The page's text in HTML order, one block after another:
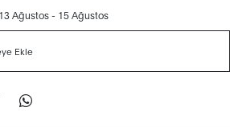
13 Ağustos - 15 Ağustos
Ekle